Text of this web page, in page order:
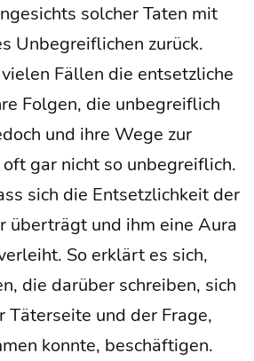
sol­cher Taten mit
Unbe­greif­li­chen zurück.
Fäl­len die ent­setz­li­che
Fol­gen, die unbe­greif­lich
und ihre Wege zur
gar nicht so unbe­greif­lich.
sich die Ent­setz­lich­keit der
über­trägt und ihm eine Aura
So erklärt es sich,
die dar­über schrei­ben, sich
Täter­sei­te und der Fra­ge,
konn­te, beschäftigen.